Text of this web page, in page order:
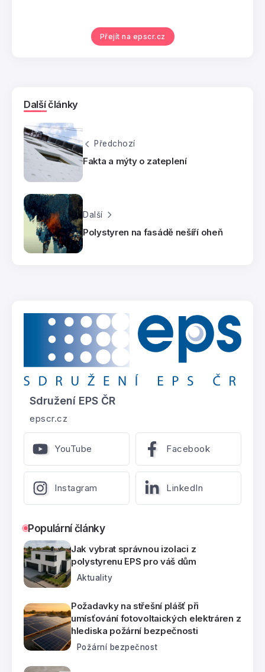
Přejít na epscr.cz
Další články
Předchozí
Fakta a mýty o zateplení
Další
Polystyren na fasádě nešíří oheň
Sdružení EPS ČR
epscr.cz
YouTube Facebook
Instagram LinkedIn
Populární články
Jak vybrat správnou izolaci z
polystyrenu EPS pro váš dům
Aktuality
Požadavky na střešní plášť při
umísťování fotovoltaických elektráren z
hlediska požární bezpečnosti
Požární bezpečnost